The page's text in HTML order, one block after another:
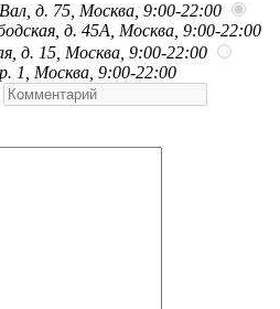
д. 75, Москва, 9:00-22:00
д. 45А, Москва, 9:00-22:00
д. 15, Москва, 9:00-22:00
1, Москва, 9:00-22:00